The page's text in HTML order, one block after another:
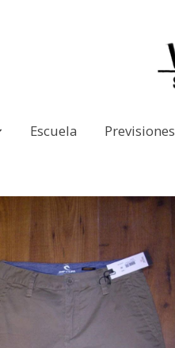
Escuela Previsiones